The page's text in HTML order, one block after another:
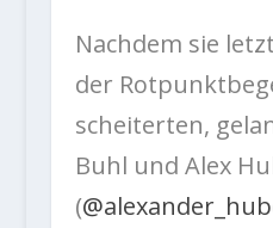
Nachdem sie
der
scheiterten,
Buhl und Alex
(